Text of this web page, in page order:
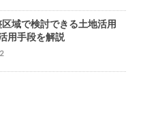
域で検討できる土地活用
用手段を解説